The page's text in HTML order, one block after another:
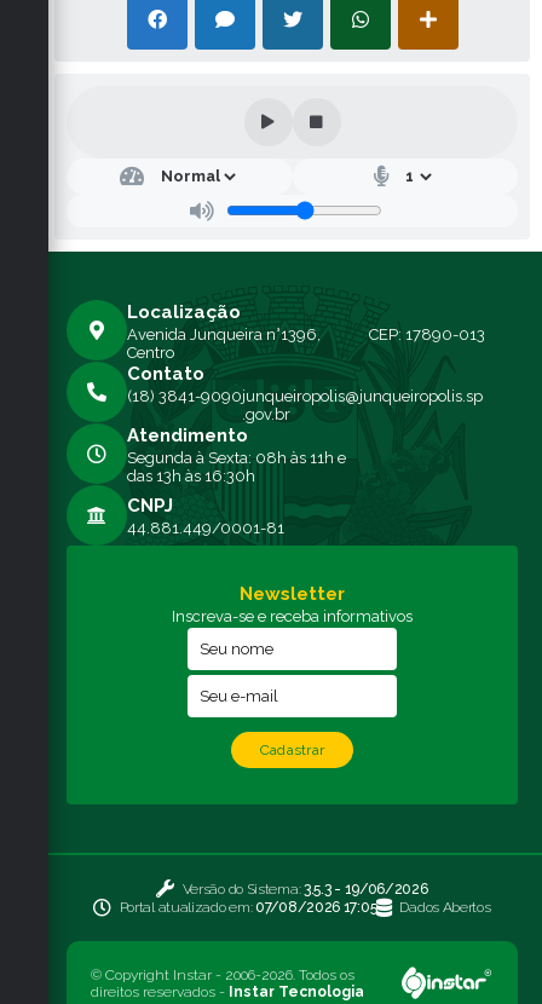
Localização
Avenida Junqueira n°1396,
Centro
CEP: 17890-013
Contato
(18) 3841-9090junqueiropolis@junqueiropolis.sp
.gov.br
Atendimento
Segunda à Sexta: 08h às 11h e
das 13h às 16:30h
CNPJ
44.881.449/0001-81
Newsletter
Inscreva-se e receba informativos
Cadastrar
Versão do Sistema:3.5.3 - 19/06/2026
Portal atualizado em: 07/08/2026 17:05 Dados Abertos
© Copyright Instar - 2006-2026. Todos os
direitos reservados - Instar Tecnologia